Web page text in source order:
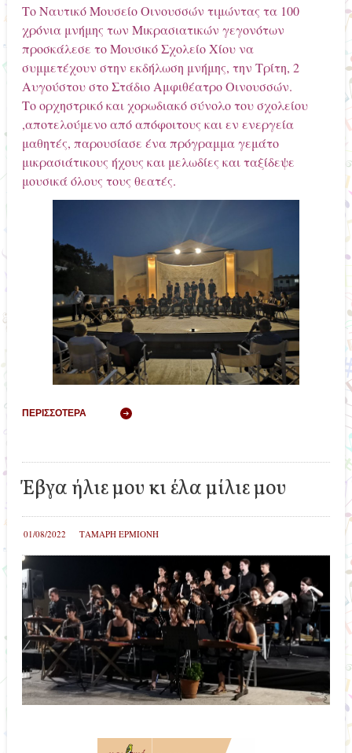
Το Ναυτικό Μουσείο Οινουσσών τιμώντας τα 100
χρόνια μνήμης των Μικρασιατικών γεγονότων
προσκάλεσε το Μουσικό Σχολείο Χίου να
συμμετέχουν στην εκδήλωση μνήμης, την Τρίτη, 2
Αυγούστου στο Στάδιο Αμφιθέατρο Οινουσσών.
Το ορχηστρικό και χορωδιακό σύνολο του σχολείου
,αποτελούμενο από απόφοιτους και εν ενεργεία
μαθητές, παρουσίασε ένα πρόγραμμα γεμάτο
μικρασιάτικους ήχους και μελωδίες και ταξίδεψε
μουσικά όλους τους θεατές.
ΠΕΡΙΣΣΌΤΕΡΑ
Έβγα ήλιε μου κι έλα μίλιε μου
01/08/2022 ΤΑΜΑΡΗ ΕΡΜΙΟΝΗ